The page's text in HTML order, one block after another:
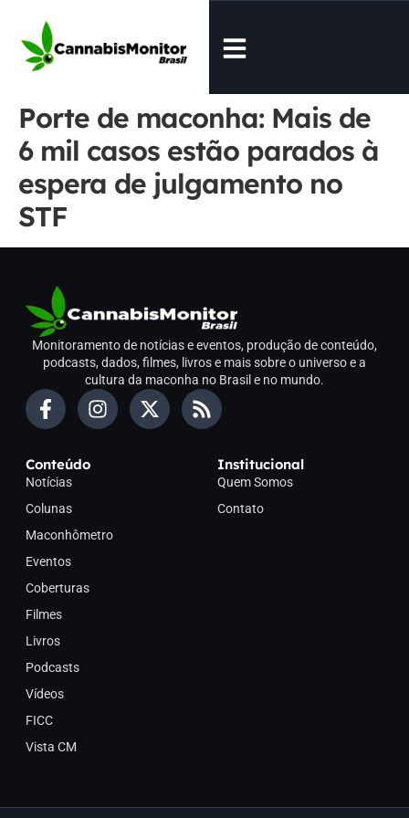
Porte de maconha: Mais de
6 mil casos estão parados à
espera de julgamento no
STF
Monitoramento de notícias e eventos, produção de conteúdo,
podcasts, dados, filmes, livros e mais sobre o universo e a
cultura da maconha no Brasil e no mundo.
Conteúdo
Notícias
Colunas
Maconhômetro
Eventos
Coberturas
Filmes
Livros
Podcasts
Vídeos
FICC
Vista CM
Institucional
Quem Somos
Contato